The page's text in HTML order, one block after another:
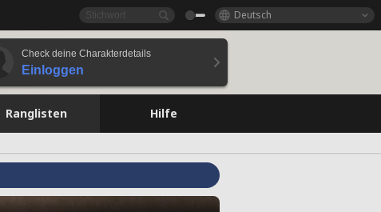
Deutsch
Check deine Charakterdetails
Einloggen
Ranglisten Hilfe